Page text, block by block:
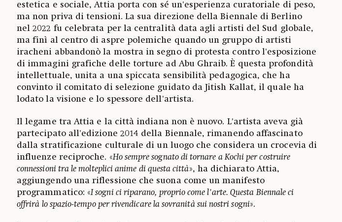
estetica e sociale, Attia porta con sé un'esperienza curatoriale di peso,
ma non priva di tensioni. La sua direzione della Biennale di Berlino
nel 2022 fu celebrata per la centralità data agli artisti del Sud globale,
ma finì al centro di aspre polemiche quando un gruppo di artisti
iracheni abbandonò la mostra in segno di protesta contro l'esposizione
di immagini grafiche delle torture ad Abu Ghraib. È questa profondità
intellettuale, unita a una spiccata sensibilità pedagogica, che ha
convinto il comitato di selezione guidato da Jitish Kallat, il quale ha
lodato la visione e lo spessore dell'artista.
Il legame tra Attia e la città indiana non è nuovo. L'artista aveva già
partecipato all'edizione 2014 della Biennale, rimanendo affascinato
dalla stratificazione culturale di un luogo che considera un crocevia di
influenze reciproche. «Ho sempre sognato di tornare a Kochi per costruire
connessioni tra le molteplici anime di questa città», ha dichiarato Attia,
aggiungendo una riflessione che suona come un manifesto
programmatico: «I sogni ci riparano, proprio come l'arte. Questa Biennale ci
offrirà lo spazio-tempo per rivendicare la sovranità sui nostri sogni».